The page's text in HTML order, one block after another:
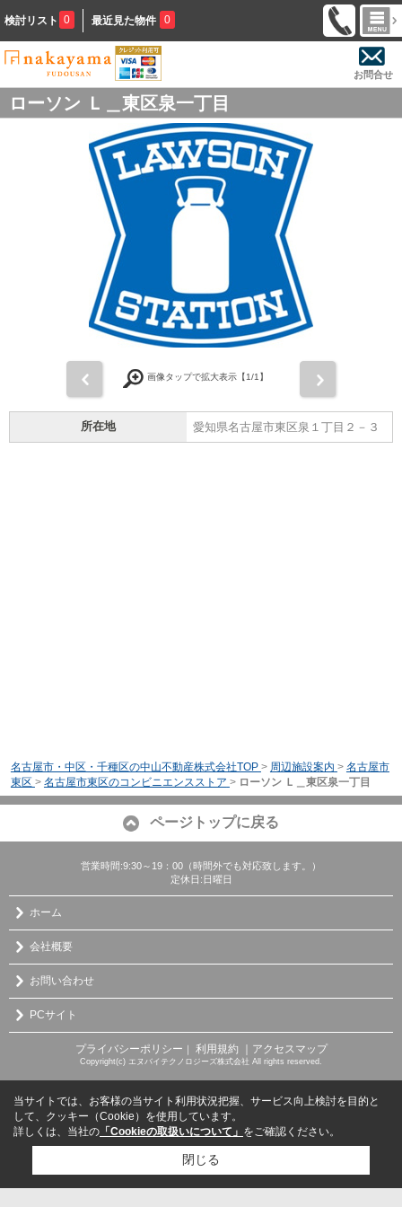
検討リスト 0 最近見た物件 0
お問合せ
ローソン Ｌ＿東区泉一丁目
画像タップで拡大表示【1/1】
所在地 愛知県名古屋市東区泉１丁目２－３
名古屋市・中区・千種区の中山不動産株式会社TOP > 周辺施設案内 > 名古屋市
東区 > 名古屋市東区のコンビニエンスストア > ローソン Ｌ＿東区泉一丁目
ページトップに戻る
営業時間:9:30～19：00（時間外でも対応致します。）
定休日:日曜日
ホーム
会社概要
お問い合わせ
PCサイト
プライバシーポリシー ｜ 利用規約 ｜アクセスマップ
Copyright(c) エヌバイテクノロジーズ株式会社 All rights reserved.
当サイトでは、お客様の当サイト利用状況把握、サービス向上検討を目的と
して、クッキー（Cookie）を使用しています。
詳しくは、当社の 「Cookieの取扱いについて」 をご確認ください。
閉じる